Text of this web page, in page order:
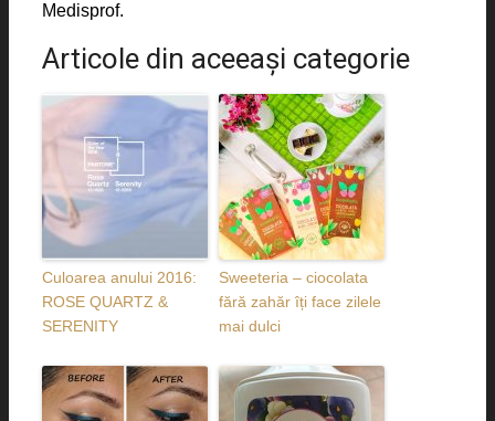
Medisprof.
Articole din aceeaşi categorie
Culoarea anului 2016:
ROSE QUARTZ &
SERENITY
Sweeteria – ciocolata
fără zahăr îți face zilele
mai dulci